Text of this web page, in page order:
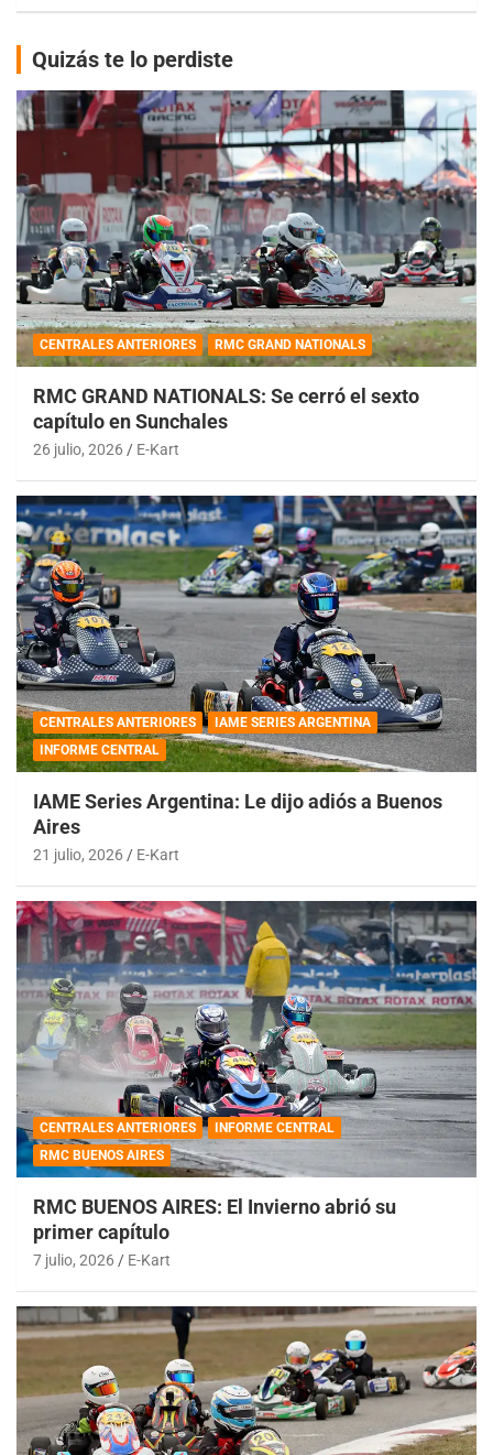
Quizás te lo perdiste
CENTRALES ANTERIORES RMC GRAND NATIONALS
RMC GRAND NATIONALS: Se cerró el sexto
capítulo en Sunchales
26 julio, 2026 E-Kart
CENTRALES ANTERIORES
IAME SERIES ARGENTINA
INFORME CENTRAL
IAME Series Argentina: Le dijo adiós a Buenos
Aires
21 julio, 2026 E-Kart
CENTRALES ANTERIORES
INFORME CENTRAL
RMC BUENOS AIRES
RMC BUENOS AIRES: El Invierno abrió su
primer capítulo
7 julio, 2026 E-Kart